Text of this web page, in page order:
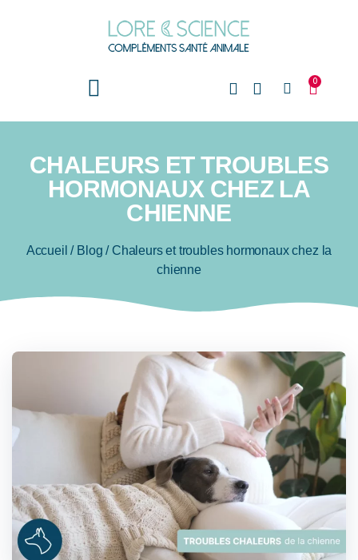
0
CHALEURS ET TROUBLES
HORMONAUX CHEZ LA
CHIENNE
Accueil / Blog / Chaleurs et troubles hormonaux chez la
chienne